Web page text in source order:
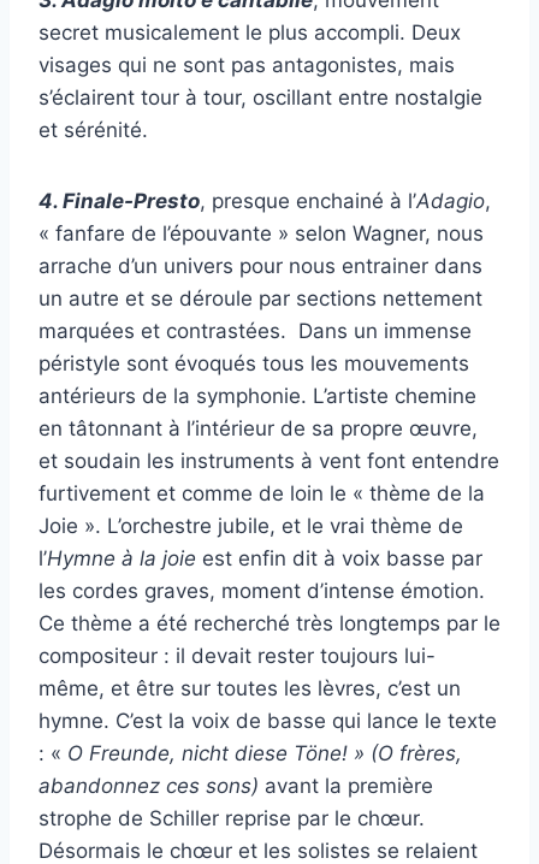
secret musicalement le plus accompli. Deux
visages qui ne sont pas antagonistes, mais
s’éclairent tour à tour, oscillant entre nostalgie
et sérénité.
4. Finale-Presto, presque enchainé à l’Adagio,
« fanfare de l’épouvante » selon Wagner, nous
arrache d’un univers pour nous entrainer dans
un autre et se déroule par sections nettement
marquées et contrastées. Dans un immense
péristyle sont évoqués tous les mouvements
antérieurs de la symphonie. L’artiste chemine
en tâtonnant à l’intérieur de sa propre œuvre,
et soudain les instruments à vent font entendre
furtivement et comme de loin le « thème de la
Joie ». L’orchestre jubile, et le vrai thème de
l’Hymne à la joie est enfin dit à voix basse par
les cordes graves, moment d’intense émotion.
Ce thème a été recherché très longtemps par le
compositeur : il devait rester toujours lui-
même, et être sur toutes les lèvres, c’est un
hymne. C’est la voix de basse qui lance le texte
: « O Freunde, nicht diese Töne! » (O frères,
abandonnez ces sons) avant la première
strophe de Schiller reprise par le chœur.
Désormais le chœur et les solistes se relaient